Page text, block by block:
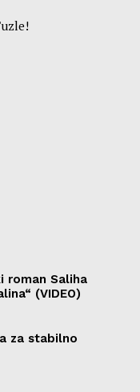
roman Saliha
(VIDEO)
za stabilno